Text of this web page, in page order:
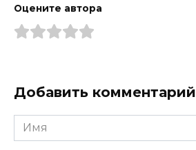
Оцените автора
Добавить комментарий
Имя
*